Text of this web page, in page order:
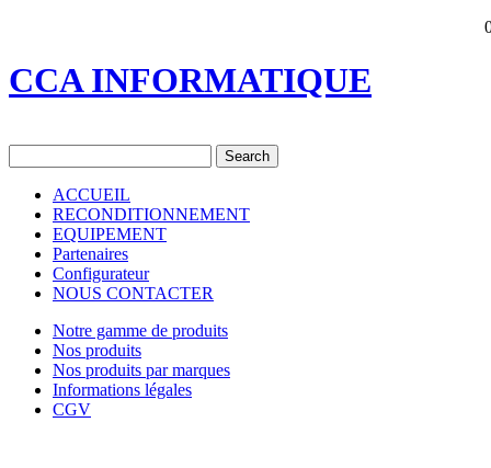
CCA INFORMATIQUE
ACCUEIL
RECONDITIONNEMENT
EQUIPEMENT
Partenaires
Configurateur
NOUS CONTACTER
Notre gamme de produits
Nos produits
Nos produits par marques
Informations légales
CGV